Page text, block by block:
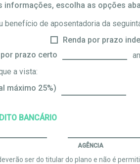
informações, escolha as opções
benefício de aposentadoria da
Renda por prazo
prazo certo
a vista:
máximo 25%)
BANCÁRIO
AGÊNCIA
ser do titular do plano e não é